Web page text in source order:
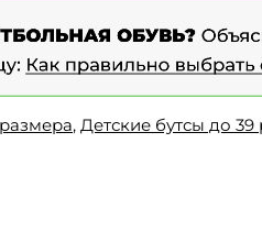
, Детские бутсы до 39